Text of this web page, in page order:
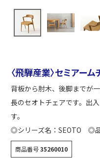
〈飛騨産業〉セミアーム
背板から肘木、後脚までが
長のセオトチェアです。出
す。
◎シリーズ名：SEOTO ◎
商品番号35260010